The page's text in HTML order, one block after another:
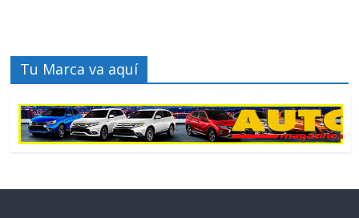
Tu Marca va aquí